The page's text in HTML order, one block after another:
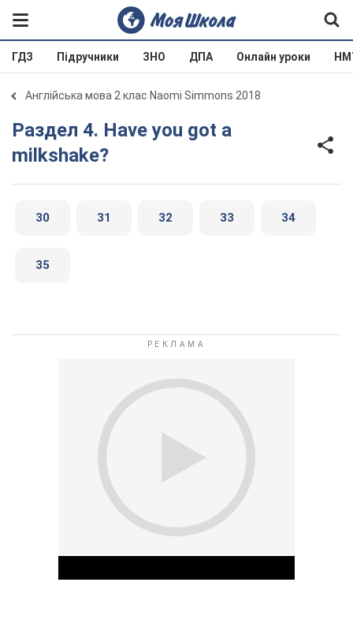
ГДЗ Підручники ЗНО ДПА Онлайн уроки
Англійська мова 2 клас Naomi Simmons 2018
Раздел 4. Have you got a
milkshake?
30 31 32 33 34
35